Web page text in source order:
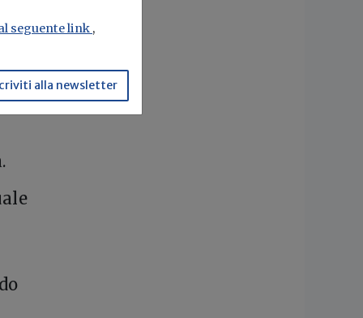
seguente link ,
alla newsletter